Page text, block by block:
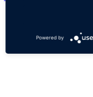
Powered by